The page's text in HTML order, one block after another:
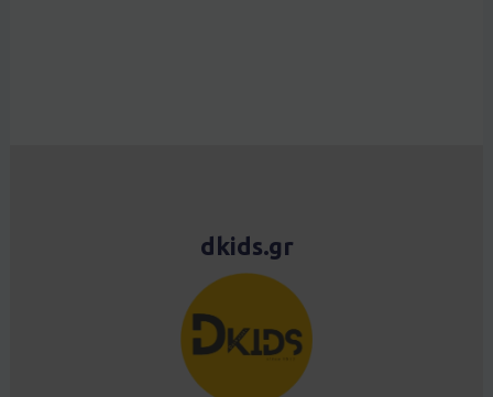
dkids.gr